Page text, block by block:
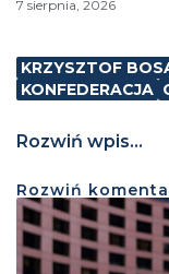
7 sierpnia, 2026
KRZYSZTOF
KONFEDERACJA
Rozwiń wpis...
Rozwiń